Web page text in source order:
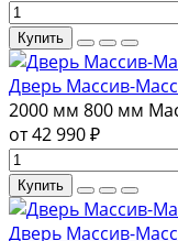
Купить
Дверь Массив-
2000 мм 800 мм
от 42 990 ₽
Купить
Дверь Массив-